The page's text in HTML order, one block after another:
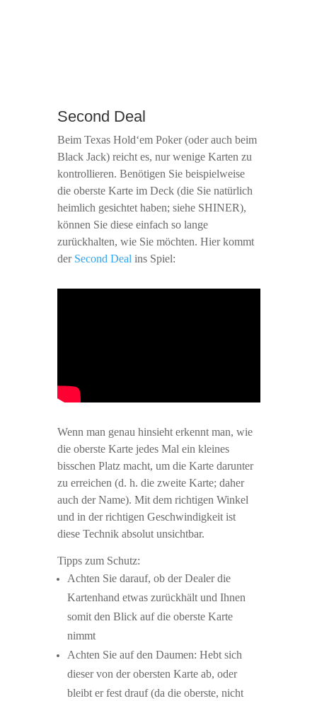
Second Deal
Beim Texas Hold‘em Poker (oder auch beim
Black Jack) reicht es, nur wenige Karten zu
kontrollieren. Benötigen Sie beispielweise
die oberste Karte im Deck (die Sie natürlich
heimlich gesichtet haben; siehe SHINER),
können Sie diese einfach so lange
zurückhalten, wie Sie möchten. Hier kommt
der Second Deal ins Spiel:
Wenn man genau hinsieht erkennt man, wie
die oberste Karte jedes Mal ein kleines
bisschen Platz macht, um die Karte darunter
zu erreichen (d. h. die zweite Karte; daher
auch der Name). Mit dem richtigen Winkel
und in der richtigen Geschwindigkeit ist
diese Technik absolut unsichtbar.
Tipps zum Schutz:
Achten Sie darauf, ob der Dealer die
Kartenhand etwas zurückhält und Ihnen
somit den Blick auf die oberste Karte
nimmt
Achten Sie auf den Daumen: Hebt sich
dieser von der obersten Karte ab, oder
bleibt er fest drauf (da die oberste, nicht